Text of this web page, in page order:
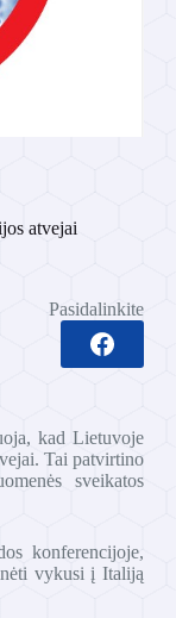
atvejai
Pasidalinkite
kad Lietuvoje
Tai patvirtino
sveikatos
konferencijoje,
vykusi į Italiją